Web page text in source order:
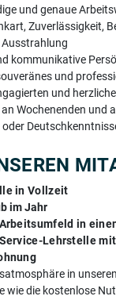
und genaue
Zuverlässigkeit,
kommunikative
und
und
Wochenenden und
in Vollzeit
im Jahr
in
Lehrstelle
in
wie die kostenlose